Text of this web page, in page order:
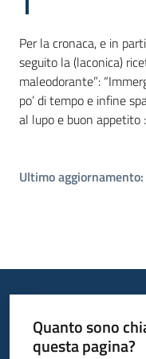
Per la cronaca, e in
seguito la (laconica)
maleodorante”:
po’ di tempo e infine
al lupo e buon appetito
Ultimo aggiornamento:
Quanto sono
questa pagina?